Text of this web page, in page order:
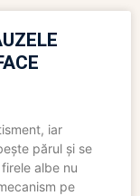
iar
părul și se
albe nu
pe